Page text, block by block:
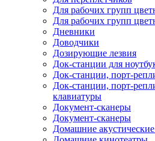
Для рабочих групп
Для рабочих групп
Дневники
Доводчики
Дозирующие лезвия
Док-станции для
Док-станции, порт-
Док-станции, порт-
клавиатуры
Документ-сканеры
Документ-сканеры
Домашние